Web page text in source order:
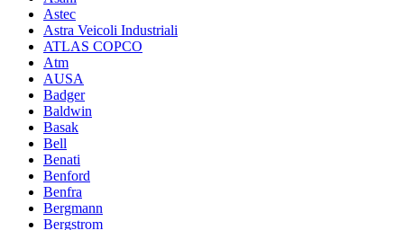
Astec
Astra Veicoli Industriali
ATLAS COPCO
Atm
AUSA
Badger
Baldwin
Basak
Bell
Benati
Benford
Benfra
Bergmann
Bergstrom